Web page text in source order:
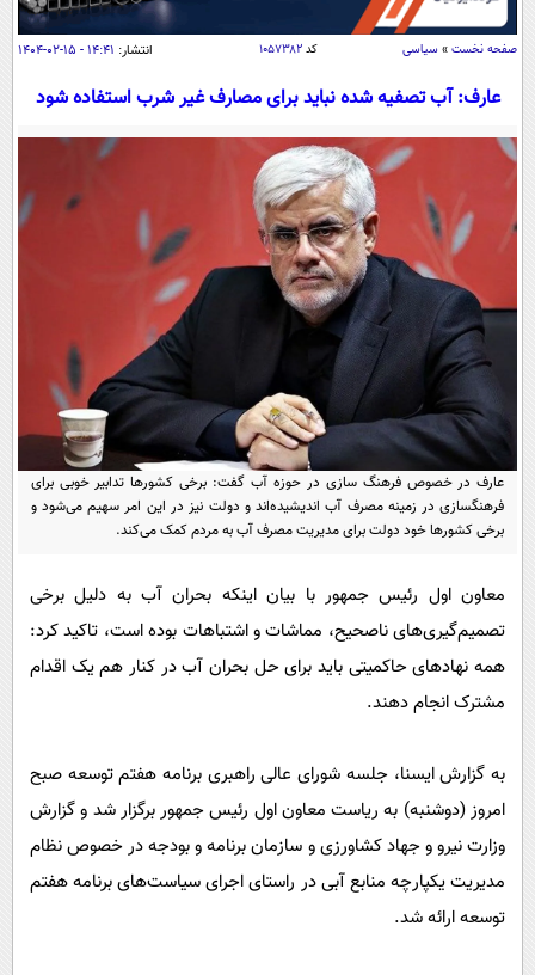
اقتصاد
اقتصادی
جامعه
حوادث
سلامت
یک برش دانایی
محیط زیست
بین الملل
سیاست خارجی
فرهنگ و هنر
علم و دانش
فناوری و It
قرآن
باشگاه مغز
مجله تصویری سلاح
اقتصاد
ورزش
سیاست
فناوری
گوناگون
حوادث
سلامت
فرهنگی
بین الملل
عصر ایران 2
خواندنی ها و دیدنی ها
داستان کوتاه
پیامک
روانشناسی
آشپزی
دانلود
آموزش زبان
صفحه نخست » سیاسی کد ۱۰۵۷۳۸۲ انتشار: ۱۴:۴۱ - ۱۵-۰۲-۱۴۰۴
عارف: آب تصفیه شده نباید برای مصارف غیر شرب استفاده شود
عارف در خصوص فرهنگ سازی در حوزه آب گفت: برخی کشورها تدابیر خوبی برای
فرهنگسازی در زمینه مصرف آب اندیشیده‌اند و دولت نیز در این امر سهیم می‌شود و
برخی کشورها خود دولت برای مدیریت مصرف آب به مردم کمک می‌کند.
معاون اول رئیس جمهور با بیان اینکه بحران آب به دلیل برخی
تصمیم‌گیری‌های ناصحیح، مماشات و اشتباهات بوده است، تاکید کرد:
همه نهادهای حاکمیتی باید برای حل بحران آب در کنار هم یک اقدام
مشترک انجام دهند.
به گزارش ایسنا، جلسه شورای عالی راهبری برنامه هفتم توسعه صبح
امروز (دوشنبه) به ریاست معاون اول رئیس جمهور برگزار شد و گزارش
وزارت نیرو و جهاد کشاورزی و سازمان برنامه و بودجه در خصوص نظام
مدیریت یکپارچه منابع آبی در راستای اجرای سیاست‌های برنامه هفتم
توسعه ارائه شد.